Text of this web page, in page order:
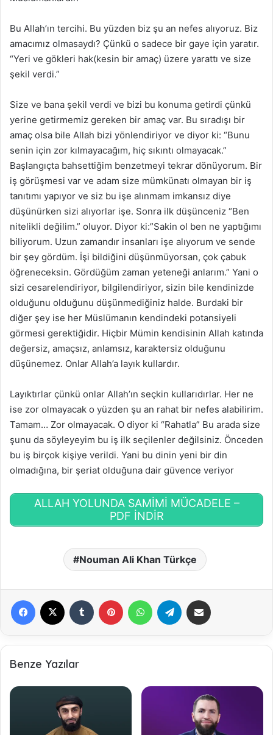
Bu Allah’ın tercihi. Bu yüzden biz şu an nefes alıyoruz. Biz
amacımız olmasaydı? Çünkü o sadece bir gaye için yaratır.
“Yeri ve gökleri hak(kesin bir amaç) üzere yarattı ve size
şekil verdi.”
Size ve bana şekil verdi ve bizi bu konuma getirdi çünkü
yerine getirmemiz gereken bir amaç var. Bu sıradışı bir
amaç olsa bile Allah bizi yönlendiriyor ve diyor ki: “Bunu
senin için zor kılmayacağım, hiç sıkıntı olmayacak.”
Başlangıçta bahsettiğim benzetmeyi tekrar dönüyorum. Bir
iş görüşmesi var ve adam size mümkünatı olmayan bir iş
tanıtımı yapıyor ve siz bu işe alınmam imkansız diye
düşünürken sizi alıyorlar işe. Sonra ilk düşünceniz “Ben
nitelikli değilim.” oluyor. Diyor ki:”Sakin ol ben ne yaptığımı
biliyorum. Uzun zamandır insanları işe alıyorum ve sende
bir şey gördüm. İşi bildiğini düşünmüyorsan, çok çabuk
öğreneceksin. Gördüğüm zaman yeteneği anlarım.” Yani o
sizi cesarelendiriyor, bilgilendiriyor, sizin bile kendinizde
olduğunu olduğunu düşünmediğiniz halde. Burdaki bir
diğer şey ise her Müslümanın kendindeki potansiyeli
görmesi gerektiğidir. Hiçbir Mümin kendisinin Allah katında
değersiz, amaçsız, anlamsız, karaktersiz olduğunu
düşünemez. Onlar Allah’a layık kullardır.
Layıktırlar çünkü onlar Allah’ın seçkin kullarıdırlar. Her ne
ise zor olmayacak o yüzden şu an rahat bir nefes alabilirim.
Tamam… Zor olmayacak. O diyor ki “Rahatla” Bu arada size
şunu da söyleyeyim bu iş ilk seçilenler değilsiniz. Önceden
bu iş birçok kişiye verildi. Yani bu dinin yeni bir din
olmadığına, bir şeriat olduğuna dair güvence veriyor
ALLAH YOLUNDA SAMİMİ MÜCADELE –
PDF İNDİR
Nouman Ali Khan Türkçe
Benze Yazılar